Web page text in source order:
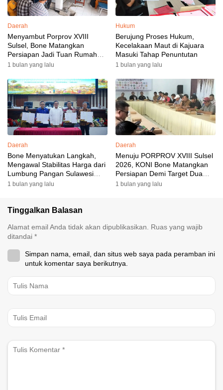
Daerah
Menyambut Porprov XVIII
Sulsel, Bone Matangkan
Persiapan Jadi Tuan Rumah
yang Berkesan: Wakil Bupati
Targetkan Venue dan
Akomodasi Rampung
1 bulan yang lalu
Hukum
Berujung Proses Hukum,
Kecelakaan Maut di Kajuara
Masuki Tahap Penuntutan
1 bulan yang lalu
Daerah
Bone Menyatukan Langkah,
Mengawal Stabilitas Harga dari
Lumbung Pangan Sulawesi
Selatan
1 bulan yang lalu
Daerah
Menuju PORPROV XVIII Sulsel
2026, KONI Bone Matangkan
Persiapan Demi Target Dua
Besar
1 bulan yang lalu
Tinggalkan Balasan
Alamat email Anda tidak akan dipublikasikan. Ruas yang wajib
ditandai *
Simpan nama, email, dan situs web saya pada peramban ini
untuk komentar saya berikutnya.